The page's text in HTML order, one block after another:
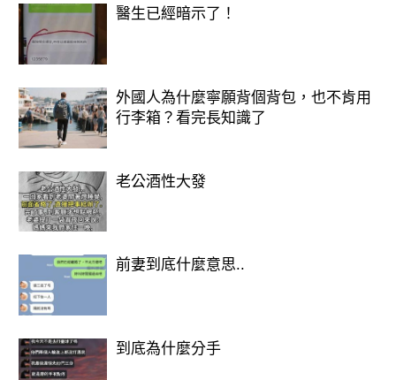
想知道財運狀況嗎？免費測驗
>>>>https://lihi.cc/Ozo8m
你最想吃什麼早餐？測別人眼中的你
醫生已經暗示了！
外國人為什麼寧願背個背包，也不肯用
行李箱？看完長知識了
老公酒性大發
前妻到底什麼意思..
到底為什麼分手